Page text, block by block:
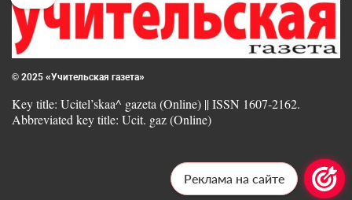
© 2025 «Учительская газета»
Key title: Ucitel’skaa^ gazeta (Online) || ISSN 1607-2162.
Abbreviated key title: Ucit. gaz (Online)
Реклама на сайте